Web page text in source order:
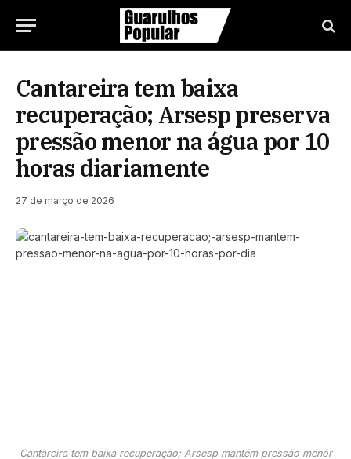
Cantareira tem baixa
recuperação; Arsesp preserva
pressão menor na água por 10
horas diariamente
27 de março de 2026
Cantareira tem baixa recuperação; Arsesp mantém pressão menor